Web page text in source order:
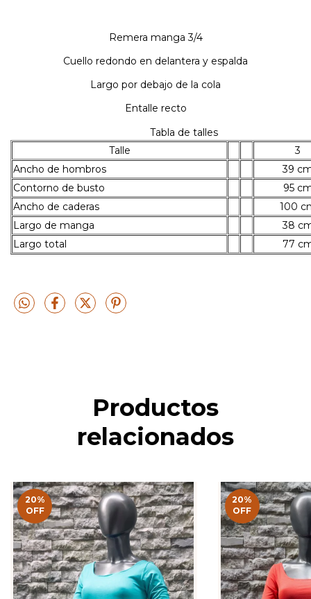
Remera manga 3/4
Cuello redondo en delantera y espalda
Largo por debajo de la cola
Entalle recto
Tabla de talles
Talle
3
Ancho de hombros
39
Contorno de busto
95
Ancho de caderas
100
Largo de manga
38
Largo total
77
Productos
relacionados
20%
OFF
20%
OFF